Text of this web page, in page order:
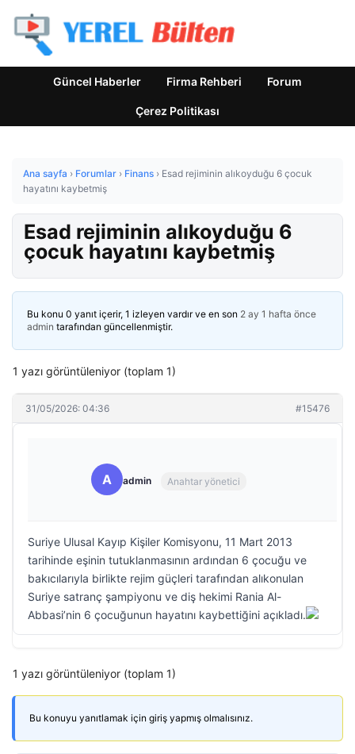
Güncel Haberler Firma Rehberi Forum
Çerez Politikası
Ana sayfa › Forumlar › Finans › Esad rejiminin alıkoyduğu 6 çocuk
hayatını kaybetmiş
Esad rejiminin alıkoyduğu 6
çocuk hayatını kaybetmiş
Bu konu 0 yanıt içerir, 1 izleyen vardır ve en son 2 ay 1 hafta önce
admin tarafından güncellenmiştir.
1 yazı görüntüleniyor (toplam 1)
31/05/2026: 04:36 #15476
A admin Anahtar yönetici
Suriye Ulusal Kayıp Kişiler Komisyonu, 11 Mart 2013
tarihinde eşinin tutuklanmasının ardından 6 çocuğu ve
bakıcılarıyla birlikte rejim güçleri tarafından alıkonulan
Suriye satranç şampiyonu ve diş hekimi Rania Al-
Abbasi’nin 6 çocuğunun hayatını kaybettiğini açıkladı.
1 yazı görüntüleniyor (toplam 1)
Bu konuyu yanıtlamak için giriş yapmış olmalısınız.